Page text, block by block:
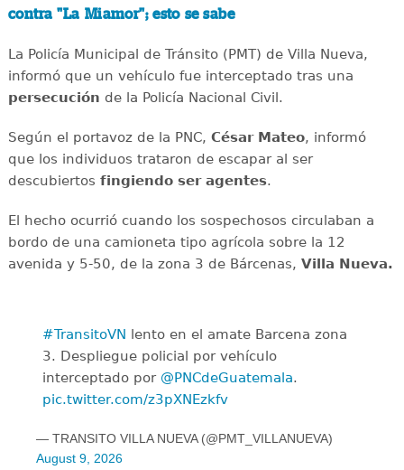
contra "La Miamor"; esto se sabe
La Policía Municipal de Tránsito (PMT) de Villa Nueva,
informó que un vehículo fue interceptado tras una
persecución de la Policía Nacional Civil.
Según el portavoz de la PNC, César Mateo, informó
que los individuos trataron de escapar al ser
descubiertos fingiendo ser agentes.
El hecho ocurrió cuando los sospechosos circulaban a
bordo de una camioneta tipo agrícola sobre la 12
avenida y 5-50, de la zona 3 de Bárcenas, Villa Nueva.
#TransitoVN lento en el amate Barcena zona
3. Despliegue policial por vehículo
interceptado por @PNCdeGuatemala.
pic.twitter.com/z3pXNEzkfv
— TRANSITO VILLA NUEVA (@PMT_VILLANUEVA)
August 9, 2026